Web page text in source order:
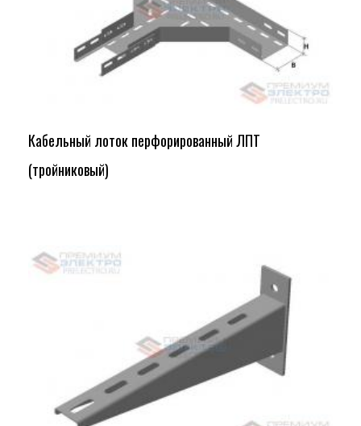
Кабельный лоток перфорированный ЛПТ
(тройниковый)